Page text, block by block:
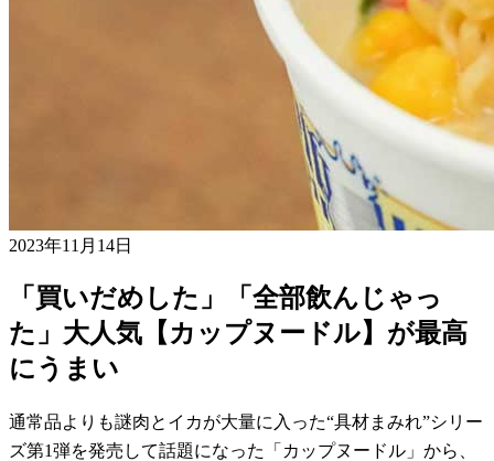
2023年11月14日
「買いだめした」「全部飲んじゃっ
た」大人気【カップヌードル】が最高
にうまい
通常品よりも謎肉とイカが大量に入った“具材まみれ”シリー
ズ第1弾を発売して話題になった「カップヌードル」から、